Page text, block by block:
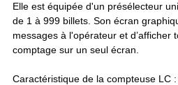
Elle est équipée d'un présélecteur
de 1 à 999 billets. Son écran
messages à l'opérateur et d’afficher
comptage sur un seul écran.
Caractéristique de la compteuse LC :